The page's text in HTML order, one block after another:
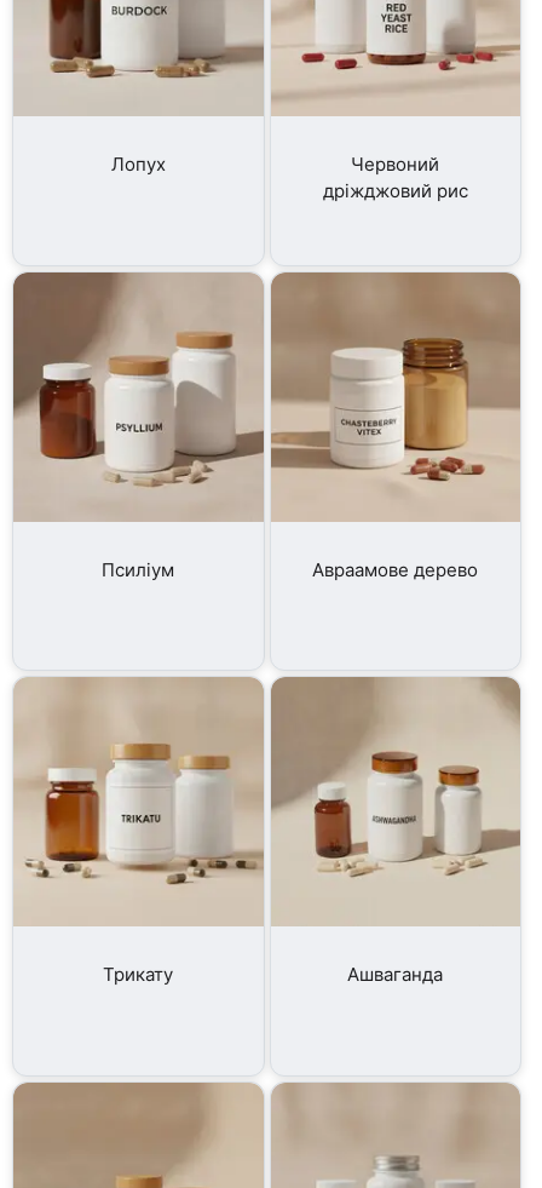
Лопух
Червоний
дріжджовий рис
Псиліум Авраамове дерево
Трикату Ашваганда